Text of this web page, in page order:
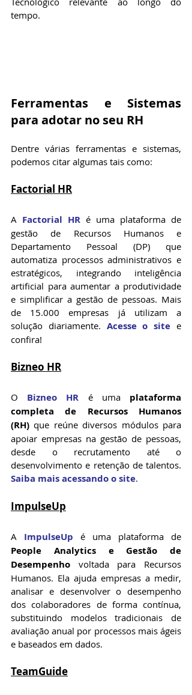
tempo.
Ferramentas e Sistemas
para adotar no seu RH
Dentre várias ferramentas e sistemas,
podemos citar algumas tais como:
Factorial HR
A Factorial HR é uma plataforma de
gestão de Recursos Humanos e
Departamento Pessoal (DP) que
automatiza processos administrativos e
estratégicos, integrando inteligência
artificial para aumentar a produtividade
e simplificar a gestão de pessoas. Mais
de 15.000 empresas já utilizam a
solução diariamente. Acesse o site e
confira!
Bizneo HR
O Bizneo HR é uma plataforma
completa de Recursos Humanos
(RH) que reúne diversos módulos para
apoiar empresas na gestão de pessoas,
desde o recrutamento até o
Saiba mais acessando o site.
ImpulseUp
A ImpulseUp
People Analytics e Gestão de
Desempenho voltada para Recursos
Humanos. Ela ajuda empresas a medir,
analisar e desenvolver o desempenho
dos colaboradores de forma contínua,
substituindo modelos tradicionais de
avaliação anual por processos mais ágeis
e baseados em dados.
TeamGuide